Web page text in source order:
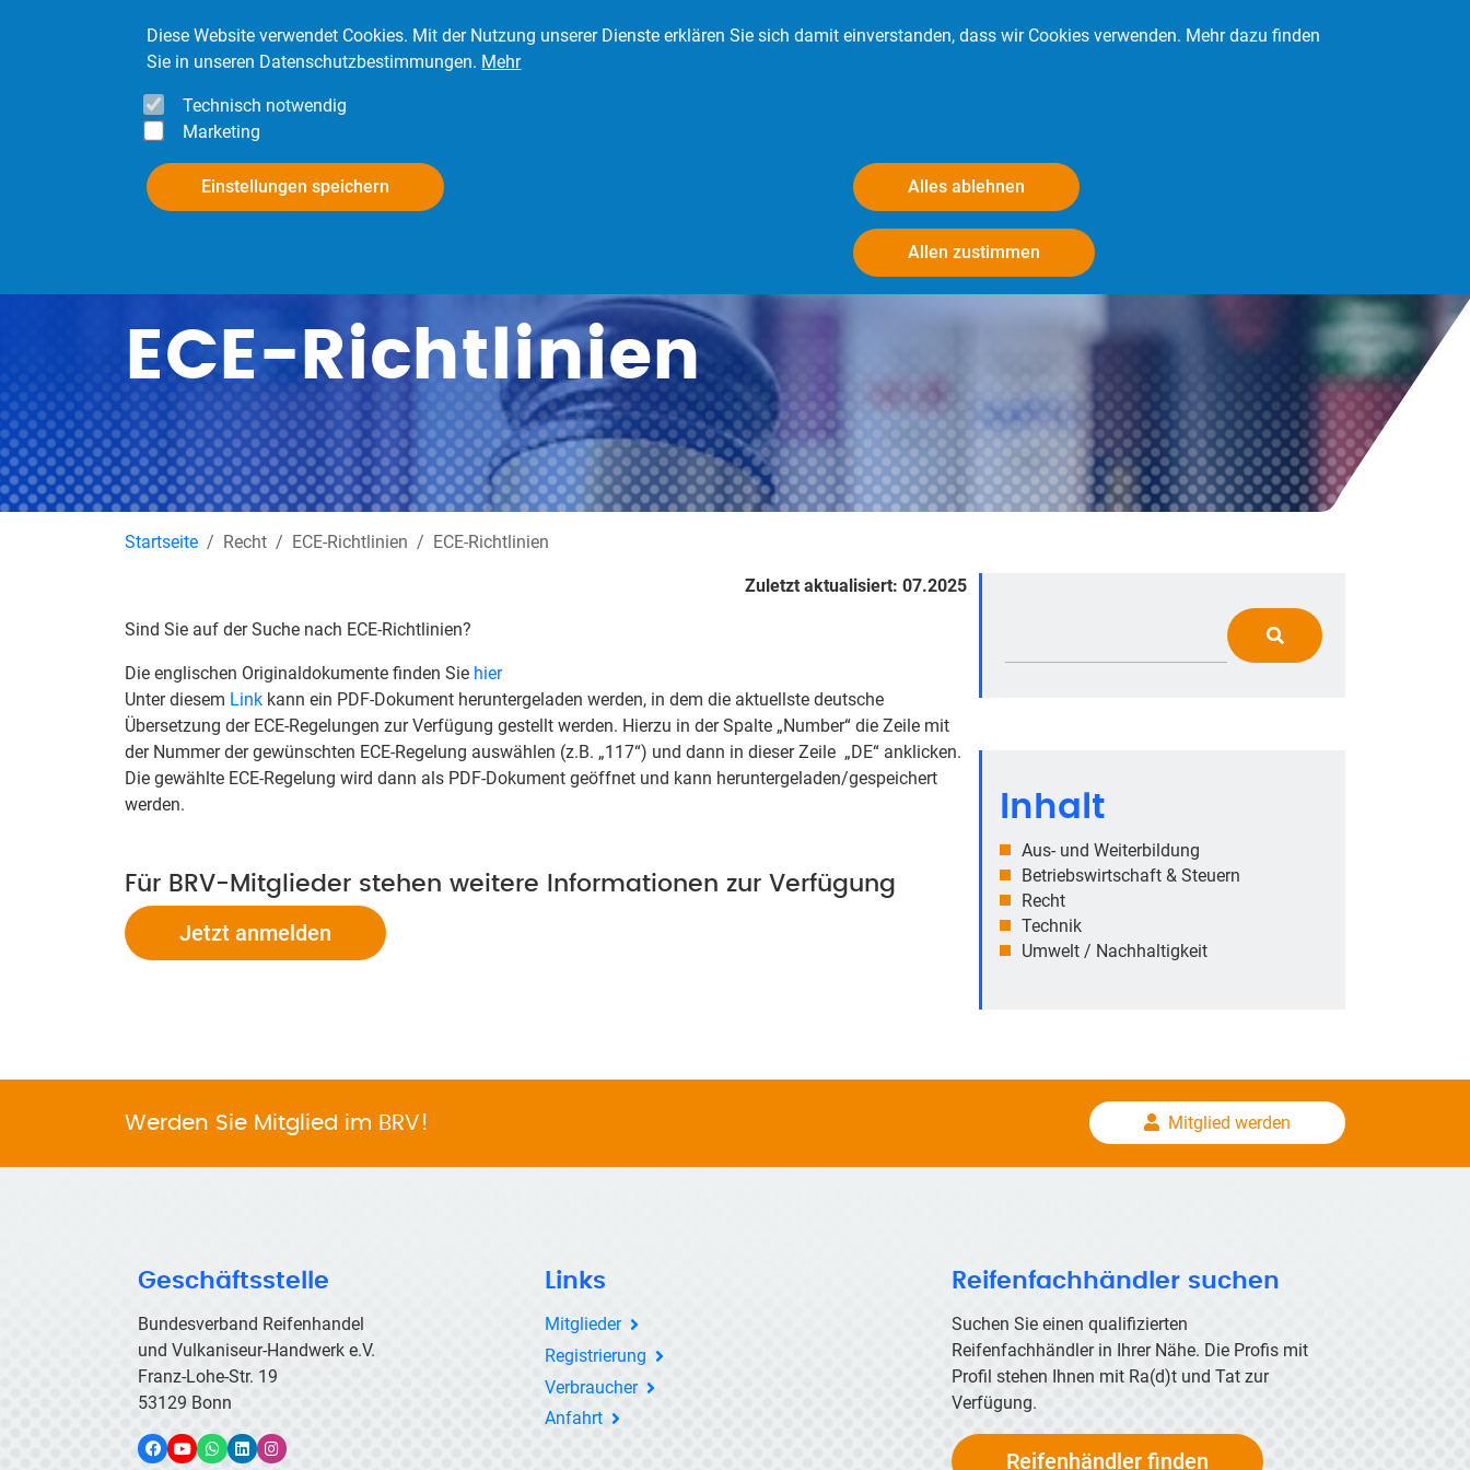
Diese Website verwendet Cookies. Mit der Nutzung unserer Dienste erklären Sie sich damit einverstanden, dass wir Cookies verwenden. Mehr dazu finden
Sie in unseren Datenschutzbestimmungen. Mehr
Technisch notwendig
Marketing
Einstellungen speichern Alles ablehnen
Allen zustimmen
Kontakt Login
ECE-Richtlinien
Startseite Recht ECE-Richtlinien ECE-Richtlinien
Zuletzt aktualisiert: 07.2025
Sind Sie auf der Suche nach ECE-Richtlinien?
Die englischen Originaldokumente finden Sie hier
Unter diesem Link kann ein PDF-Dokument heruntergeladen werden, in dem die aktuellste deutsche
Übersetzung der ECE-Regelungen zur Verfügung gestellt werden. Hierzu in der Spalte „Number“ die Zeile mit
der Nummer der gewünschten ECE-Regelung auswählen (z.B. „117“) und dann in dieser Zeile „DE“ anklicken.
Die gewählte ECE-Regelung wird dann als PDF-Dokument geöffnet und kann heruntergeladen/gespeichert
werden.
Für BRV-Mitglieder stehen weitere Informationen zur Verfügung
Jetzt anmelden
Inhalt
Aus- und Weiterbildung
Betriebswirtschaft & Steuern
Recht
Technik
Umwelt / Nachhaltigkeit
Werden Sie Mitglied im BRV! Mitglied werden
Geschäftsstelle
Bundesverband Reifenhandel
und Vulkaniseur-Handwerk e.V.
Franz-Lohe-Str. 19
53129 Bonn
FacebookYouTubeWhatsAppLinkedInInstagram
Links
Mitglieder
Registrierung
Verbraucher
Anfahrt
Reifenfachhändler suchen
Suchen Sie einen qualifizierten
Reifenfachhändler in Ihrer Nähe. Die Profis mit
Profil stehen Ihnen mit Ra(d)t und Tat zur
Verfügung.
Reifenhändler finden